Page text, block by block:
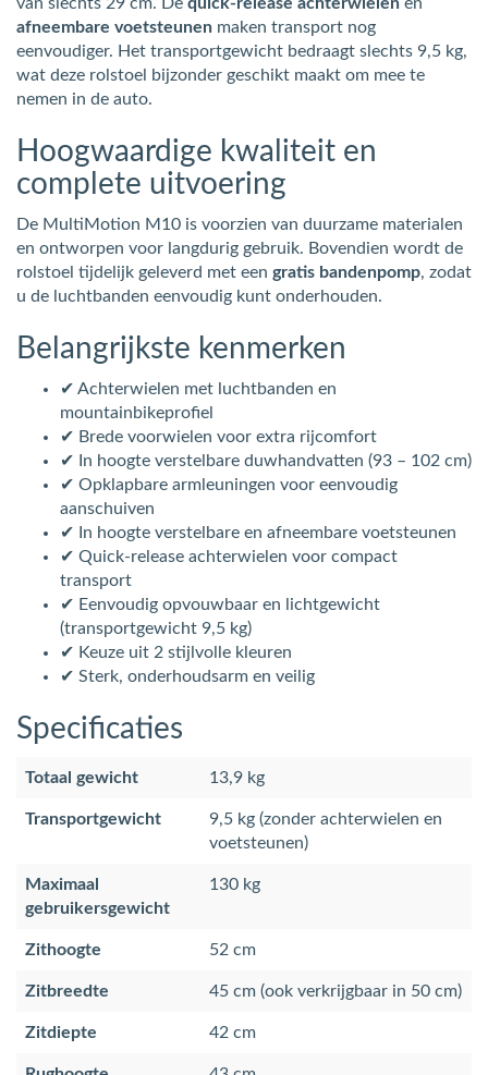
afneembare voetsteunen maken transport nog
eenvoudiger. Het transportgewicht bedraagt slechts 9,5 kg,
wat deze rolstoel bijzonder geschikt maakt om mee te
nemen in de auto.
Hoogwaardige kwaliteit en
complete uitvoering
De MultiMotion M10 is voorzien van duurzame materialen
en ontworpen voor langdurig gebruik. Bovendien wordt de
rolstoel tijdelijk geleverd met een gratis bandenpomp, zodat
u de luchtbanden eenvoudig kunt onderhouden.
Belangrijkste kenmerken
✔ Achterwielen met luchtbanden en
mountainbikeprofiel
✔ Brede voorwielen voor extra rijcomfort
✔ In hoogte verstelbare duwhandvatten (93 – 102 cm)
✔ Opklapbare armleuningen voor eenvoudig
aanschuiven
✔ In hoogte verstelbare en afneembare voetsteunen
✔ Quick-release achterwielen voor compact
transport
✔ Eenvoudig opvouwbaar en lichtgewicht
(transportgewicht 9,5 kg)
✔ Keuze uit 2 stijlvolle kleuren
✔ Sterk, onderhoudsarm en veilig
Specificaties
Totaal gewicht 13,9 kg
Transportgewicht
9,5 kg (zonder achterwielen en
voetsteunen)
Maximaal
gebruikersgewicht
130 kg
Zithoogte 52 cm
Zitbreedte 45 cm (ook verkrijgbaar in 50 cm)
Zitdiepte 42 cm